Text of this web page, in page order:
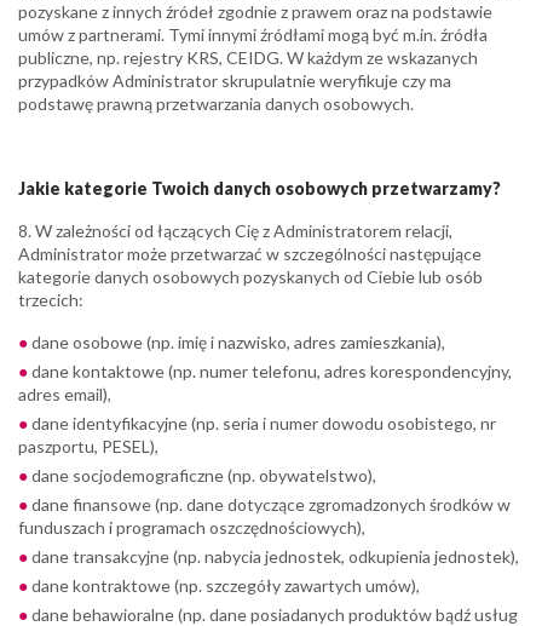
pozyskane z innych źródeł zgodnie z prawem oraz na podstawie
umów z partnerami. Tymi innymi źródłami mogą być m.in. źródła
publiczne, np. rejestry KRS, CEIDG. W każdym ze wskazanych
przypadków Administrator skrupulatnie weryfikuje czy ma
podstawę prawną przetwarzania danych osobowych.
Jakie kategorie Twoich danych osobowych przetwarzamy?
8. W zależności od łączących Cię z Administratorem relacji,
Administrator może przetwarzać w szczególności następujące
kategorie danych osobowych pozyskanych od Ciebie lub osób
trzecich:
dane osobowe (np. imię i nazwisko, adres zamieszkania),
dane kontaktowe (np. numer telefonu, adres korespondencyjny,
adres email),
dane identyfikacyjne (np. seria i numer dowodu osobistego, nr
paszportu, PESEL),
dane socjodemograficzne (np. obywatelstwo),
dane finansowe (np. dane dotyczące zgromadzonych środków w
funduszach i programach oszczędnościowych),
dane transakcyjne (np. nabycia jednostek, odkupienia jednostek),
dane kontraktowe (np. szczegóły zawartych umów),
dane behawioralne (np. dane posiadanych produktów bądź usług